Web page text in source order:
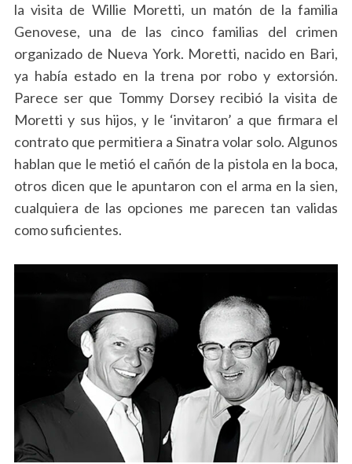
la visita de Willie Moretti, un matón de la familia
Genovese, una de las cinco familias del crimen
organizado de Nueva York. Moretti, nacido en Bari,
ya había estado en la trena por robo y extorsión.
Parece ser que Tommy Dorsey recibió la visita de
Moretti y sus hijos, y le ‘invitaron’ a que firmara el
contrato que permitiera a Sinatra volar solo. Algunos
hablan que le metió el cañón de la pistola en la boca,
otros dicen que le apuntaron con el arma en la sien,
cualquiera de las opciones me parecen tan validas
como suficientes.